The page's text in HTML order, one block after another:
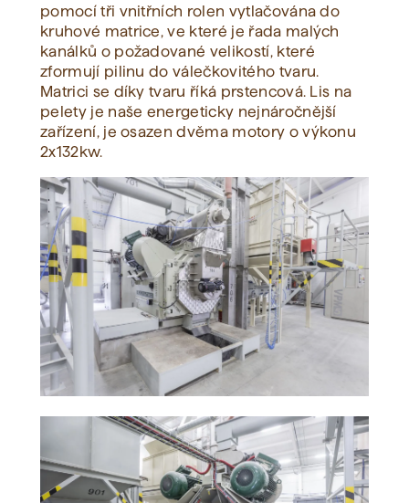
pomocí tři vnitřních rolen vytlačována do
kruhové matrice, ve které je řada malých
kanálků o požadované velikostí, které
zformují pilinu do válečkovitého tvaru.
Matrici se díky tvaru říká prstencová. Lis na
pelety je naše energeticky nejnáročnější
zařízení, je osazen dvěma motory o výkonu
2x132kw.